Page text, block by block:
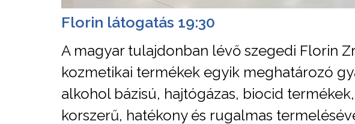
Florin látogatás 19:30
A magyar tulajdonban lévő szegedi Florin
kozmetikai termékek egyik meghatározó
alkohol bázisú, hajtógázas, biocid
korszerű, hatékony és rugalmas